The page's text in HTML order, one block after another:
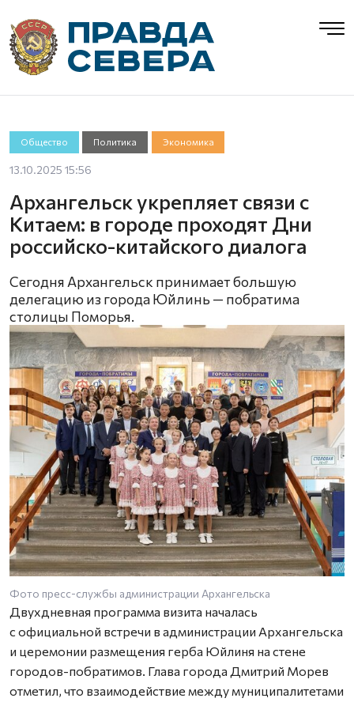
Общество Политика Экономика
13.10.2025 15:56
Архангельск укрепляет связи с
Китаем: в городе проходят Дни
российско-китайского диалога
Сегодня Архангельск принимает большую
делегацию из города Юйлинь — побратима
столицы Поморья.
Фото пресс-службы администрации Архангельска
Двухдневная программа визита началась
с официальной встречи в администрации Архангельска
и церемонии размещения герба Юйлиня на стене
городов-побратимов. Глава города Дмитрий Морев
отметил, что взаимодействие между муниципалитетами